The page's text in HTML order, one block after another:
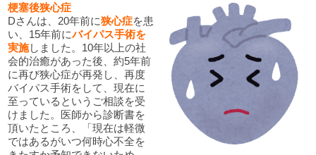
梗塞後狭心症
Dさんは、20年前に狭心症を患
い、15年前にバイパス手術を
実施しました。10年以上の社
会的治癒があった後、約5年前
に再び狭心症が再発し、再度
バイパス手術をして、現在に
至っているというご相談を受
けました。医師から診断書を
頂いたところ、「現在は軽微
ではあるがいつ何時心不全を